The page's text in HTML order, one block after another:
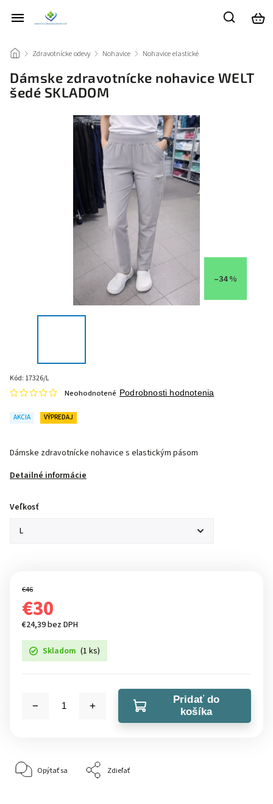
/ Zdravotnícke odevy / Nohavice / Nohavice elastické
Dámske zdravotnícke nohavice WELT
šedé SKLADOM
–34 %
Kód: 17326/L
AKCIA VÝPREDAJ
Neohodnotené Podrobnosti hodnotenia
Dámske zdravotnícke nohavice s elastickým pásom
Detailné informácie
Veľkosť
€46
€30
€24,39 bez DPH
Skladom (1 ks)
Pridať do
košíka
Opýtať sa Zdieľať